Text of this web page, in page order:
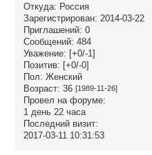
Откуда: Россия
Зарегистрирован: 2014-03-22
Приглашений: 0
Сообщений: 484
Уважение: [+0/-1]
Позитив: [+0/-0]
Пол: Женский
Возраст: 36 [1989-11-26]
Провел на форуме:
1 день 22 часа
Последний визит:
2017-03-11 10:31:53